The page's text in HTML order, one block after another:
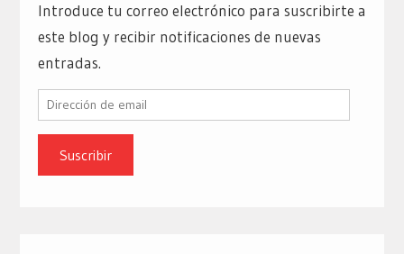
Introduce tu correo electrónico para suscribirte a
este blog y recibir notificaciones de nuevas
entradas.
Dirección
email